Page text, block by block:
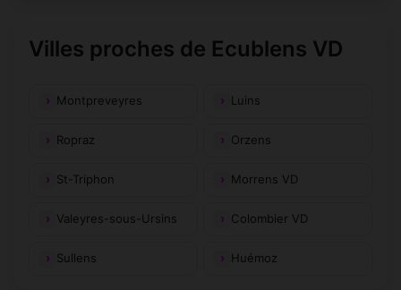
Villes proches de Ecublens VD
Montpreveyres Luins
Ropraz Orzens
St-Triphon Morrens VD
Valeyres-sous-Ursins Colombier VD
Sullens Huémoz